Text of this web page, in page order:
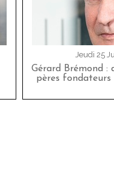
Jeudi 25
Gérard Brémond :
pères